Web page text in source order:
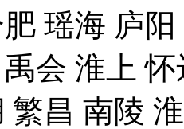
瑶海 庐
会 淮上
繁昌 南陵